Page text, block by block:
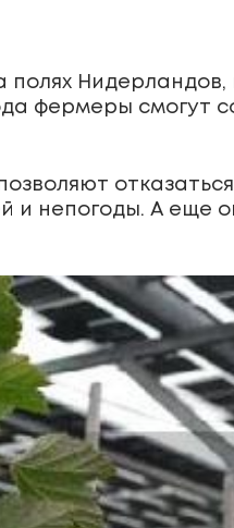
полях
фермеры смогут
и непогоды. А еще